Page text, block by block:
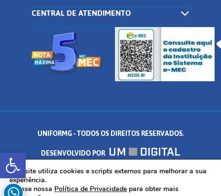
Abrir a barra de ferramentas
CENTRAL DE ATENDIMENTO
UNIFORMG - TODOS OS DIREITOS RESERVADOS.
DESENVOLVIDO POR
AV. DR. ARNALDO DE SENNA, 328 - PALMEIRAS, FORMIGA/MG - CEP:
35.574.530
Este site utiliza cookies e scripts externos para melhorar a sua
experiência.
Acesse nossa Política de Privacidade para obter mais